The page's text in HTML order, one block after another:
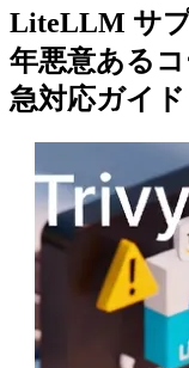
LiteLLM サ
年悪意ある
急対応ガイド